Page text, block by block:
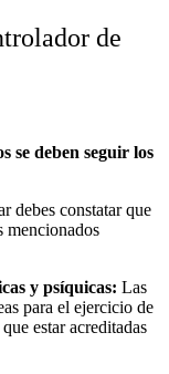
de
se deben seguir los
debes constatar que
mencionados
y psíquicas: Las
para el ejercicio de
estar acreditadas